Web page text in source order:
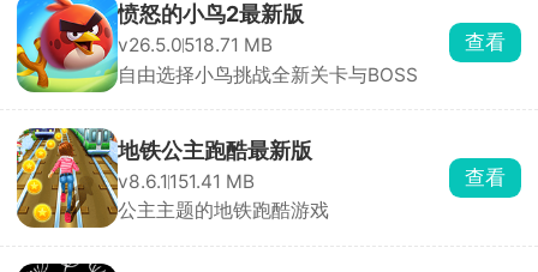
愤怒的小鸟2最新版
v26.5.0518.71 MB
自由选择小鸟挑战全新关卡与BOSS
查看
地铁公主跑酷最新版
v8.6.1 151.41 MB
公主主题的地铁跑酷游戏
查看